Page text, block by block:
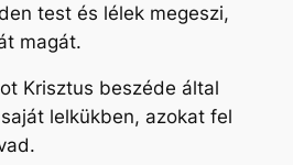
test és lélek megeszi,
magát.
Krisztus beszéde által
lelkükben, azokat fel